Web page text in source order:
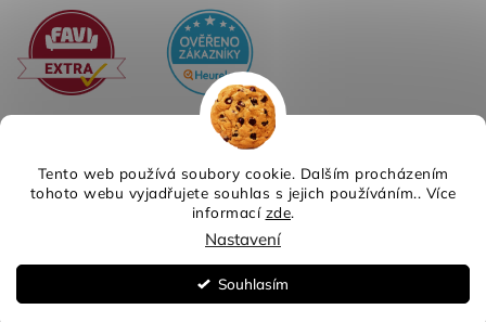
Tento web používá soubory cookie. Dalším procházením
tohoto webu vyjadřujete souhlas s jejich používáním.. Více
informací zde.
Nastavení
Souhlasím
. Všechna práva vyhrazena.